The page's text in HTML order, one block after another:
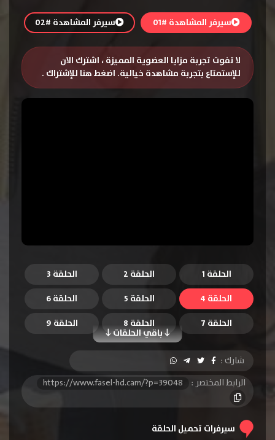
سيرفر المشاهدة #01 سيرفر المشاهدة #02
لا تفوت تجربة مزايا العضوية المميزة ، اشترك الان
للإستمتاع بتجربة مشاهدة خيالية. اضغط هنا للإشتراك .
الحلقة 1 الحلقة 2
الحلقة 3
الحلقة 4
الحلقة 5 الحلقة 6
باقي الحلقات
الحلقة 7 الحلقة 8
الحلقة 9
الحلقة 10
الحلقة 11
الحلقة 12
الحلقة 13
الحلقة 14
الحلقة 15
شارك :
الرابط المختصر :
https://www.fasel-hd.cam/?p=39048
سيرفرات تحميل الحلقة